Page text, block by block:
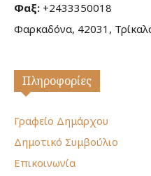
Φαξ: +2433350018
Φαρκαδόνα, 42031,
Πληροφορίες
Γραφείο Δημάρχου
Δημοτικό Συμβούλιο
Επικοινωνία